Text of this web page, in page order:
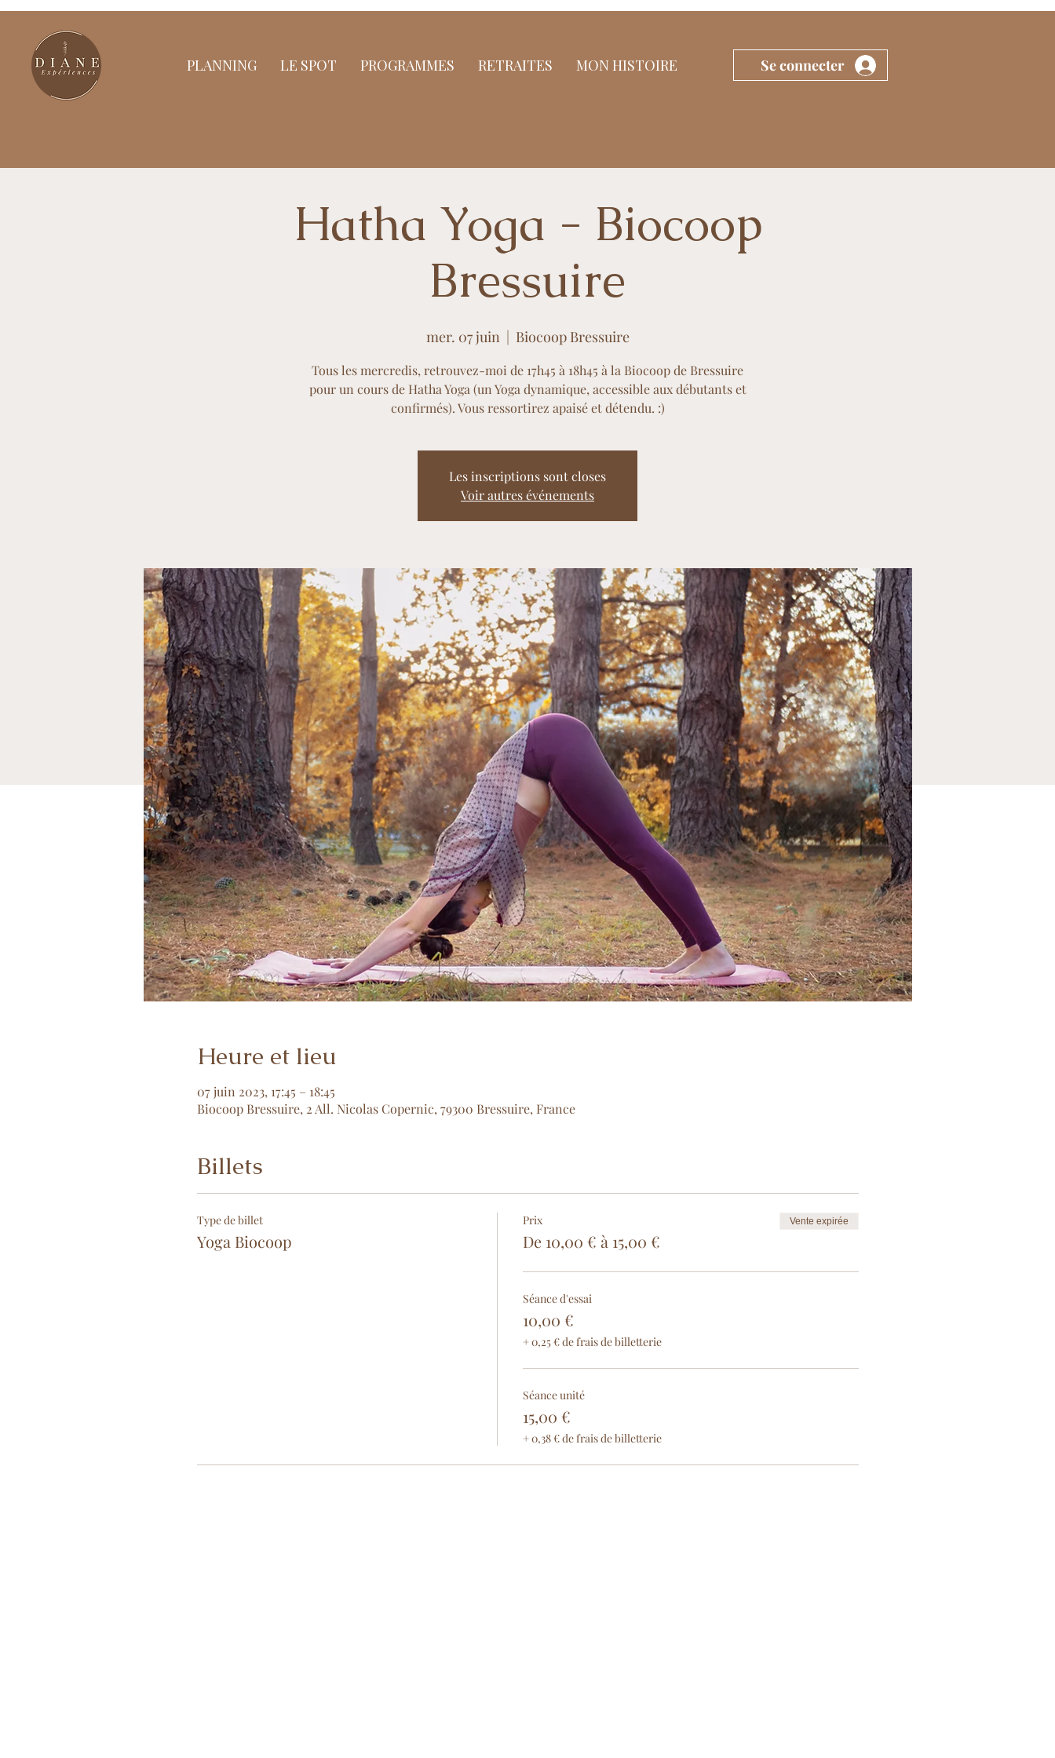
PLANNING LE SPOT PROGRAMMES RETRAITES MON HISTOIRE Se connecter
Hatha Yoga - Biocoop
Bressuire
mer. 07 juin
  |
Biocoop Bressuire
Tous les mercredis, retrouvez-moi de 17h45 à 18h45 à la Biocoop de Bressuire
pour un cours de Hatha Yoga (un Yoga dynamique, accessible aux débutants et
confirmés). Vous ressortirez apaisé et détendu. :)
Les inscriptions sont closes
Voir autres événements
Heure et lieu
07 juin 2023, 17:45 – 18:45
Biocoop Bressuire, 2 All. Nicolas Copernic, 79300 Bressuire, France
Billets
Type de billet
Yoga Biocoop
Prix
De 10,00 € à 15,00 €
Vente expirée
Séance d'essai
10,00 €
+ 0,25 € de frais de billetterie
Séance unité
15,00 €
+ 0,38 € de frais de billetterie